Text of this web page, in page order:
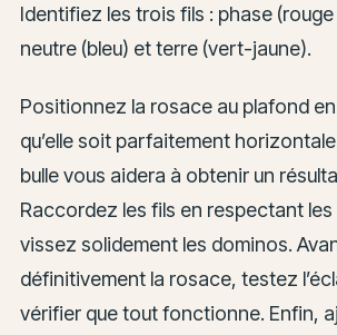
Identifiez les trois fils : phase
neutre (bleu) et terre (vert-jaune).
Positionnez la rosace au plafond
qu’elle soit parfaitement
bulle vous aidera à obtenir un
Raccordez les fils en respectant les
vissez solidement les dominos.
définitivement la rosace, testez
vérifier que tout fonctionne. Enfin,